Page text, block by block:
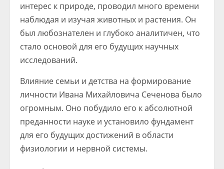
интерес к природе, проводил много времени
наблюдая и изучая животных и растения. Он
был любознателен и глубоко аналитичен, что
стало основой для его будущих научных
исследований.
Влияние семьи и детства на формирование
личности Ивана Михайловича Сеченова было
огромным. Оно побудило его к абсолютной
преданности науке и установило фундамент
для его будущих достижений в области
физиологии и нервной системы.